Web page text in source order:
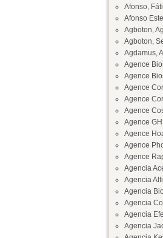
Afonso,
Afonso
Agboton,
Agboton,
Agdamus,
Agence
Agence
Agence
Agence
Agence
Agence
Agence
Agence
Agence
Agencia
Agencia
Agencia
Agencia
Agencia Efe
Agencia